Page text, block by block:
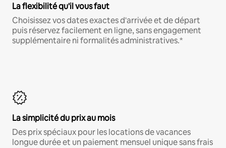
La flexibilité qu'il vous faut
Choisissez vos dates exactes d'arrivée et de départ
puis réservez facilement en ligne, sans engagement
supplémentaire ni formalités administratives.*
La simplicité du prix au mois
Des prix spéciaux pour les locations de vacances
longue durée et un paiement mensuel unique sans frais